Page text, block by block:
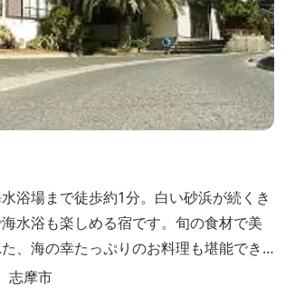
浴場まで徒歩約1分。白い砂浜が続くき
水浴も楽しめる宿です。旬の食材で美
、海の幸たっぷりのお料理も堪能でき
志摩市